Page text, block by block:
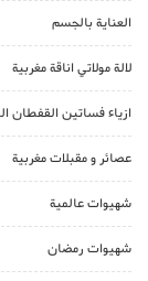
العناية بالجسم
لالة مولاتي اناقة مغربية
ازياء فساتين القفطان
عصائر و مقبلات مغربية
شهيوات عالمية
شهيوات رمضان